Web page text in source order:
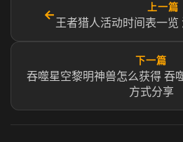
←
上一篇
王者猎人活动时间表一览
下一篇
吞噬星空黎明神兽怎么获得 吞
方式分享